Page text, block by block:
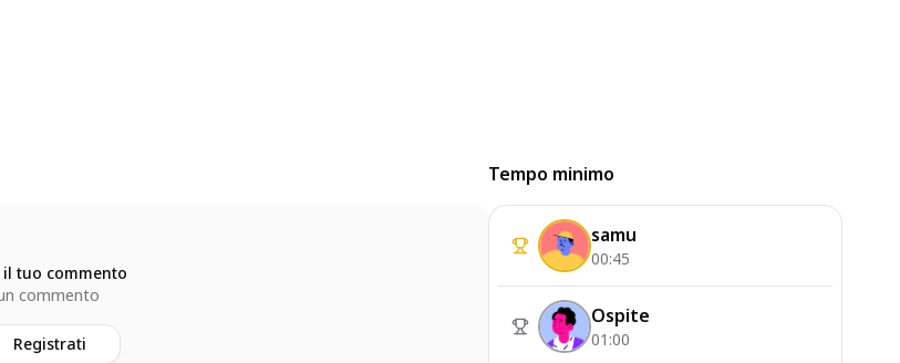
tuo commento
commento
Registrati
Tempo minimo
samu
00:45
Ospite
01:00